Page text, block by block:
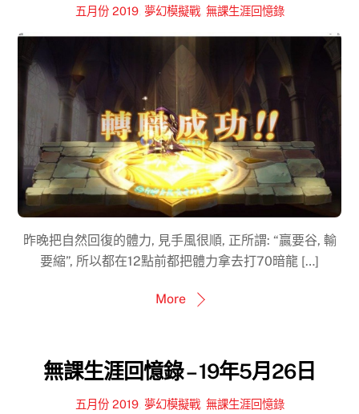
五月份 2019, 夢幻模擬戰, 無課生涯回憶錄
昨晚把自然回復的體力, 見手風很順, 正所謂: “贏要谷, 輸
要縮”, 所以都在12點前都把體力拿去打70暗龍 […]
More
無課生涯回憶錄 – 19年5月26日
五月份 2019, 夢幻模擬戰, 無課生涯回憶錄